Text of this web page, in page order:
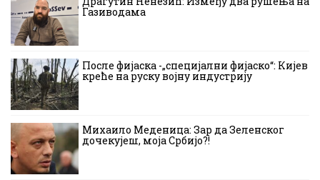
Газиводама
После фијаска -„специјални фијаско“: Кијев
креће на руску војну индустрију
Михаило Меденица: Зар да Зеленског
дочекујеш, моја Србијо?!